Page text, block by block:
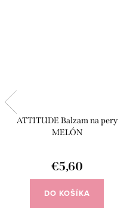
ATTITUDE Balzam na pery
MELÓN
€5,60
DO KOŠÍKA